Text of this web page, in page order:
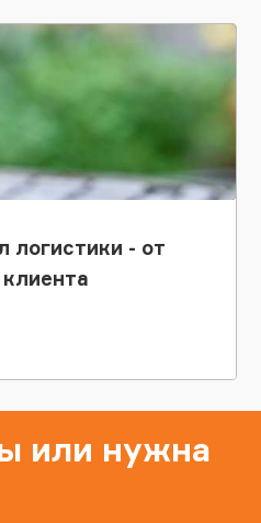
логистики - от
или нужна